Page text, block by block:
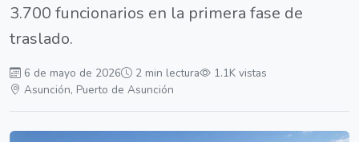
3.700 funcionarios en la primera fase de
traslado.
6 de mayo de 2026 2 min lectura
1.1K vistas
Asunción, Puerto de Asunción